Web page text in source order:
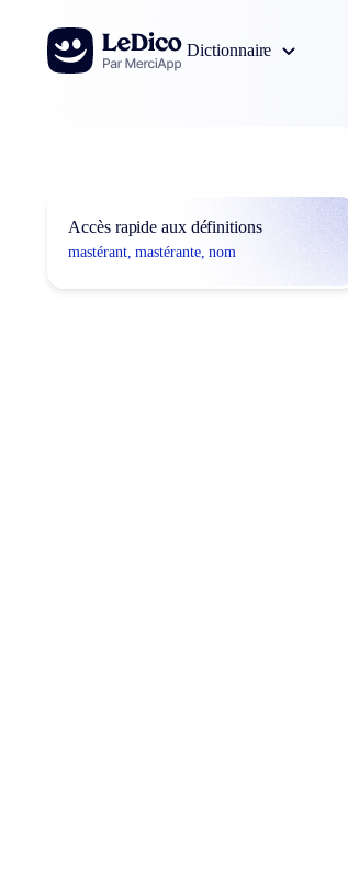
Aller au contenu
Dictionnaire
Accès rapide aux définitions
mastérant, mastérante, nom